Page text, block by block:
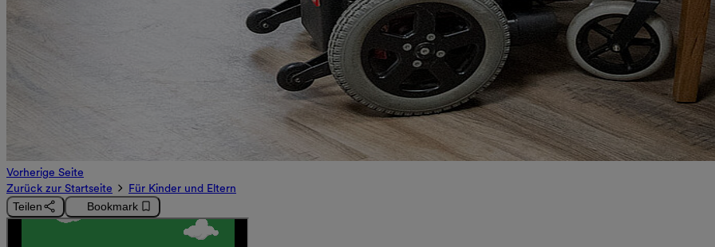
Vorherige Seite
Zurück zur Startseite
Für Kinder und Eltern
Teilen
Bookmark